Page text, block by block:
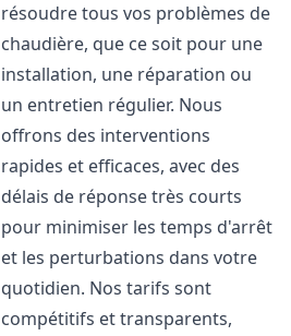
résoudre tous vos problèmes de
chaudière, que ce soit pour une
installation, une réparation ou
un entretien régulier. Nous
offrons des interventions
rapides et efficaces, avec des
délais de réponse très courts
pour minimiser les temps d'arrêt
et les perturbations dans votre
quotidien. Nos tarifs sont
compétitifs et transparents,